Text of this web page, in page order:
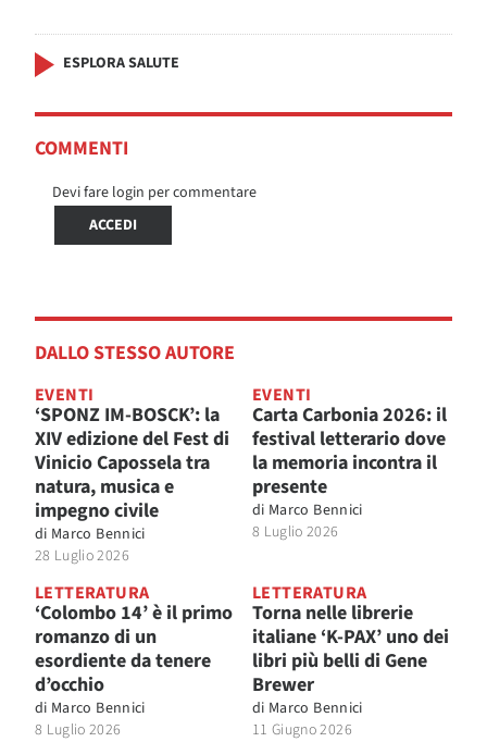
ESPLORA SALUTE
COMMENTI
Devi fare login per commentare
ACCEDI
DALLO STESSO AUTORE
EVENTI
‘SPONZ IM-BOSCK’: la
XIV edizione del Fest di
Vinicio Capossela tra
natura, musica e
impegno civile
di Marco Bennici
28 Luglio 2026
EVENTI
Carta Carbonia 2026: il
festival letterario dove
la memoria incontra il
presente
di Marco Bennici
8 Luglio 2026
LETTERATURA
‘Colombo 14’ è il primo
romanzo di un
esordiente da tenere
d’occhio
di Marco Bennici
8 Luglio 2026
LETTERATURA
Torna nelle librerie
italiane ‘K-PAX’ uno dei
libri più belli di Gene
Brewer
di Marco Bennici
11 Giugno 2026